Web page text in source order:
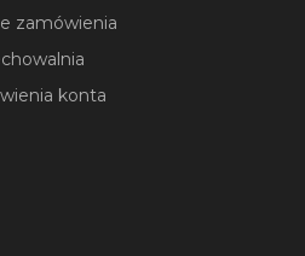
zamówienia
konta